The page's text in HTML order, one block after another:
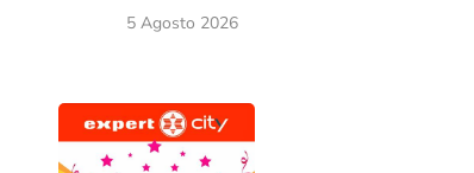
5 Agosto 2026